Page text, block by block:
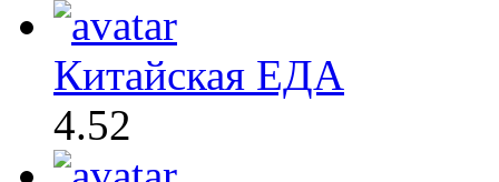
Китайская ЕДА
4.52